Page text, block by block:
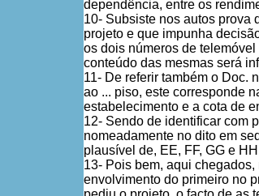
dependência, entre os
10- Subsiste nos autos prova
projeto e que impunha
os dois números de
conteúdo das mesmas será
11- De referir também o Doc.
ao ... piso, este corresponde
estabelecimento e a cota de
12- Sendo de identificar com
nomeadamente no dito em
plausível de, EE, FF, GG e
13- Pois bem, aqui
envolvimento do primeiro no